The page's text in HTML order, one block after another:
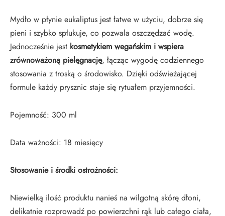
Mydło w płynie eukaliptus jest łatwe w użyciu, dobrze się
pieni i szybko spłukuje, co pozwala oszczędzać wodę.
Jednocześnie jest kosmetykiem wegańskim i wspiera
zrównoważoną pielęgnację, łącząc wygodę codziennego
stosowania z troską o środowisko. Dzięki odświeżającej
formule każdy prysznic staje się rytuałem przyjemności.
Pojemność: 300 ml
Data ważności: 18 miesięcy
Stosowanie i środki ostrożności:
Niewielką ilość produktu nanieś na wilgotną skórę dłoni,
delikatnie rozprowadź po powierzchni rąk lub całego ciała,